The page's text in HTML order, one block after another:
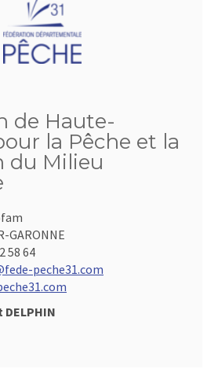
de Haute-
la Pêche et la
du Milieu
GARONNE
58 64
peche31.com